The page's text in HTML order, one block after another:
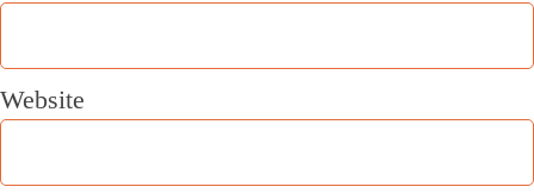
Website